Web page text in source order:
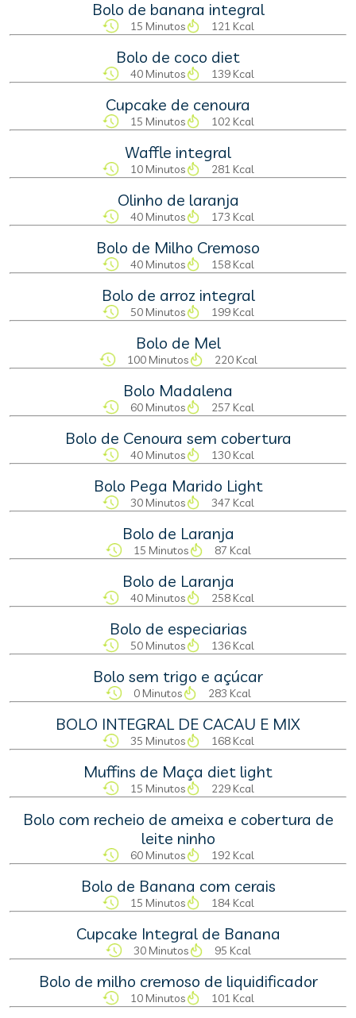
Bolo de banana integral
15 Minutos 121 Kcal
Bolo de coco diet
40 Minutos 139 Kcal
Cupcake de cenoura
15 Minutos 102 Kcal
Waffle integral
10 Minutos 281 Kcal
Olinho de laranja
40 Minutos 173 Kcal
Bolo de Milho Cremoso
40 Minutos 158 Kcal
Bolo de arroz integral
50 Minutos 199 Kcal
Bolo de Mel
100 Minutos 220 Kcal
Bolo Madalena
60 Minutos 257 Kcal
Bolo de Cenoura sem cobertura
40 Minutos 130 Kcal
Bolo Pega Marido Light
30 Minutos 347 Kcal
Bolo de Laranja
15 Minutos 87 Kcal
Bolo de Laranja
40 Minutos 258 Kcal
Bolo de especiarias
50 Minutos 136 Kcal
Bolo sem trigo e açúcar
0 Minutos 283 Kcal
BOLO INTEGRAL DE CACAU E MIX
35 Minutos 168 Kcal
Muffins de Maça diet light
15 Minutos 229 Kcal
Bolo com recheio de ameixa e cobertura de
leite ninho
60 Minutos 192 Kcal
Bolo de Banana com cerais
15 Minutos 184 Kcal
Cupcake Integral de Banana
30 Minutos 95 Kcal
Bolo de milho cremoso de liquidificador
10 Minutos 101 Kcal